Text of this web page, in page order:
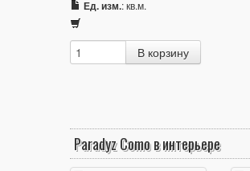
Ед. изм.: кв.м.
Paradyz Como в интерьере